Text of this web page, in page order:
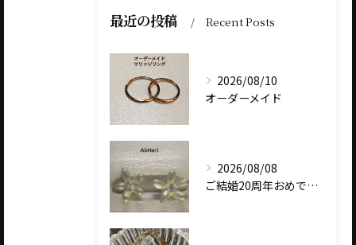
最近の投稿 Recent Posts
2026/08/10
オーダーメイド
2026/08/08
ご結婚20周年おめでとうございます